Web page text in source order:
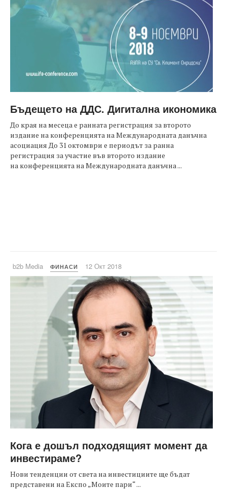
Бъдещето на ДДС. Дигитална икономика
До края на месеца е ранната регистрация за второто
издание на конференцията на Международната данъчна
асоциация До 31 октомври е периодът за ранна
регистрация за участие във второто издание
на конференцията на Международната данъчна ...
b2b Media ФИНАСИ 12 Окт 2018
Кога е дошъл подходящият момент да
инвестираме?
Нови тенденции от света на инвестициите ще бъдат
представени на Експо „Моите пари“ ...